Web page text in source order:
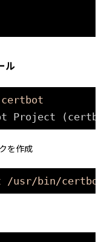
ル
Project
を作成
usr/bin/certbot